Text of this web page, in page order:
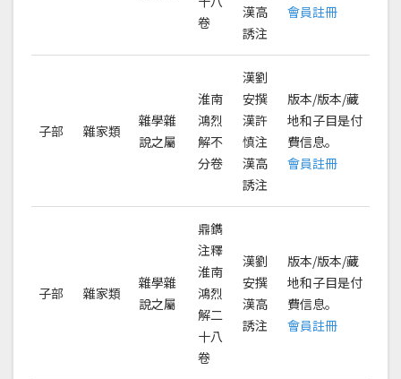
卷
漢高
誘注
會員註冊
子部 雜家類
雜學雜
說之屬
淮南
鴻烈
解不
分卷
漢劉
安撰
漢許
慎注
漢高
誘注
版本/版本/藏
地和子目是付
費信息。
會員註冊
子部 雜家類
雜學雜
說之屬
鼎鐫
注釋
淮南
鴻烈
解二
十八
卷
漢劉
安撰
漢高
誘注
版本/版本/藏
地和子目是付
費信息。
會員註冊